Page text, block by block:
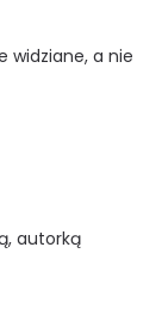
widziane, a nie
autorką